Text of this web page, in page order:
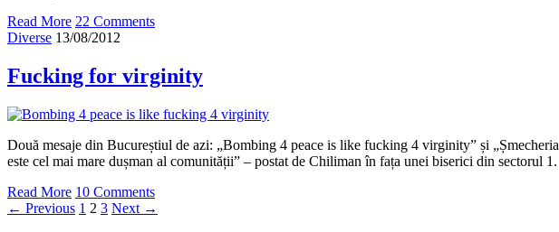
Read More 22 Comments
Diverse 13/08/2012
Fucking for virginity
Două mesaje din Bucureștiul de azi: „Bombing 4 peace is like fucking 4 virginity” și „Șmecheria
este cel mai mare dușman al comunității” – postat de Chiliman în fața unei biserici din sectorul 1.
Read More 10 Comments
← Previous 1 2 3 Next →